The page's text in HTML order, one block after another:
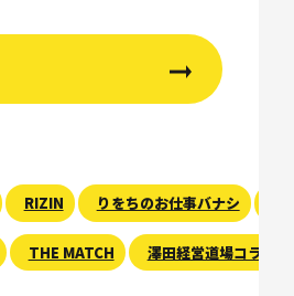
RIZIN りをちのお仕事バナシ
THE MATCH 澤田経営道場コラム